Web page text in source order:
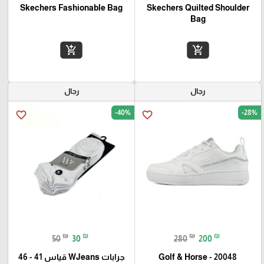
Skechers Quilted Shoulder
Bag
add_shopping_cart
Skechers Fashionable Bag
add_shopping_cart
رجال
favorite_border -28%
280 ₪ 200 ₪
Golf & Horse - 20048
رجال
favorite_border -40%
50 ₪ 30 ₪
جرابات WJeans قياس 41 - 46